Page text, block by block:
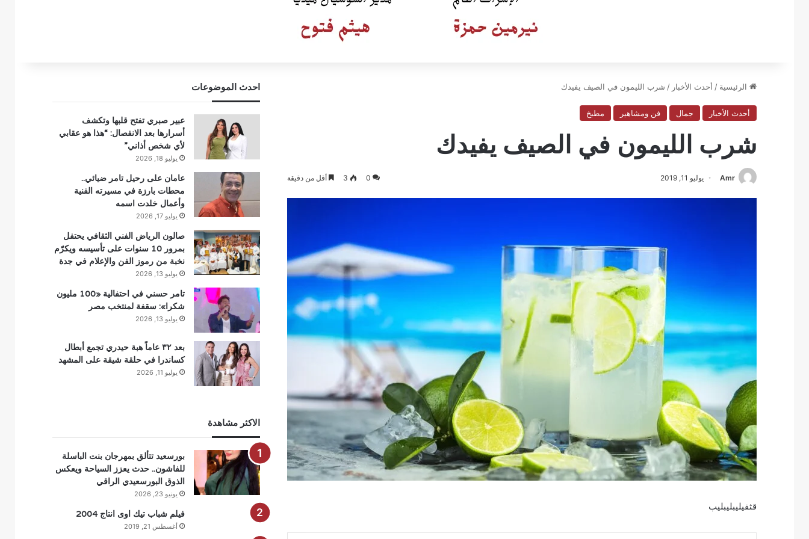
الرئيسية / أحدث الأخبار / شرب الليمون في الصيف يفيدك
أحدث الأخبار جمال فن ومشاهير مطبخ
شرب الليمون في الصيف يفيدك
Amr يوليو 11, 2019 0
3 أقل من دقيقة
قثفيليبليبليب
احدث الموضوعات
عبير صبري تفتح قلبها وتكشف
أسرارها بعد الانفصال: “هذا هو عقابي
لأي شخص أذاني”
يوليو 18, 2026
عامان على رحيل تامر ضيائي..
محطات بارزة في مسيرته الفنية
وأعمال خلدت اسمه
يوليو 17, 2026
صالون الرياض الفني الثقافي يحتفل
بمرور 10 سنوات على تأسيسه ويكرّم
نخبة من رموز الفن والإعلام في جدة
يوليو 13, 2026
تامر حسني في احتفالية «100 مليون
شكرا»: سقفة لمنتخب مصر
يوليو 13, 2026
بعد ٣٢ عاماً هبة حيدري تجمع أبطال
كساندرا في حلقة شيقة على المشهد
يوليو 11, 2026
الاكثر مشاهدة
بورسعيد تتألق بمهرجان بنت الباسلة
للفاشون.. حدث يعزز السياحة ويعكس
الذوق البورسعيدي الراقي
يونيو 23, 2026
فيلم شباب تيك اوى انتاج 2004
أغسطس 21, 2019